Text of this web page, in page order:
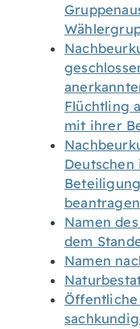
Flüchtling
mit ihrer
beantragen
Namen
dem
Namen
Öffentliche